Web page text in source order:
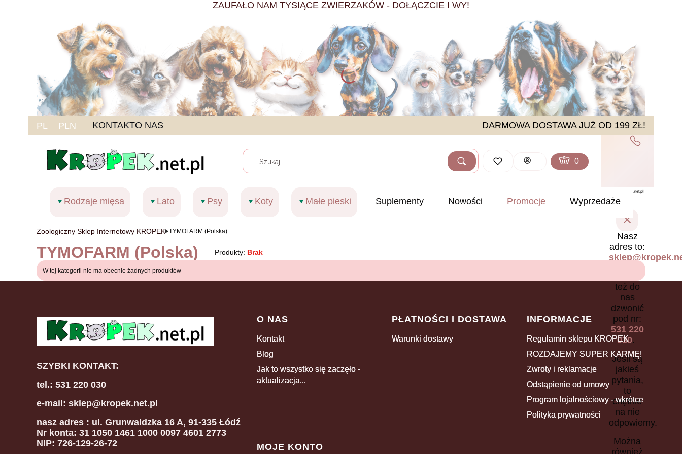
ZAUFAŁO NAM TYSIĄCE ZWIERZAKÓW - DOŁĄCZCIE I WY!
PL PLN KONTAKTO NAS DARMOWA DOSTAWA JUŻ OD 199 ZŁ!
WyczyśćSzukaj Zaloguj się
Produkty w koszyku: 0. Zobacz
Koszyk
Nasz
adres to:
też do
nas
dzwonić
pod nr:
531 220
030.
Jeśli są
jakieś
pytania,
to
chętnie
na nie
odpowiemy.
Można
również
Rodzaje mięsa Lato Psy Koty Małe pieski Suplementy Nowości Promocje Wyprzedaże
Zoologiczny Sklep Internetowy KROPEK TYMOFARM (Polska)
TYMOFARM (Polska) Produkty: Brak
Lista produktów
W tej kategorii nie ma obecnie żadnych produktów
SZYBKI KONTAKT:
tel.: 531 220 030
e-mail: sklep@kropek.net.pl
nasz adres : ul. Grunwaldzka 16 A, 91-335 Łódź
Nr konta: 31 1050 1461 1000 0097 4601 2773
NIP: 726-129-26-72
Linki w stopce
O NAS
Kontakt
Blog
Jak to wszystko się zaczęło -
aktualizacja...
PŁATNOŚCI I DOSTAWA
Warunki dostawy
INFORMACJE
Regulamin sklepu KROPEK
ROZDAJEMY SUPER KARMĘ!
Zwroty i reklamacje
Odstąpienie od umowy
Program lojalnościowy - wkrótce
Polityka prywatności
MOJE KONTO